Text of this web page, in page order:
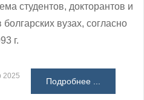
студентов, докторантов и
вузах, согласно
г.
2025
Подробнее ...